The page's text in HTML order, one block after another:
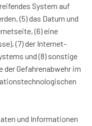
System auf
(5) das Datum und
(6) eine
(7) der Internet-
und (8) sonstige
der Gefahrenabwehr im
und Informationen